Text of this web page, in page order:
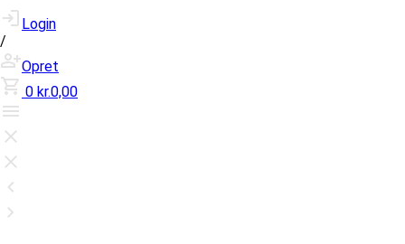
Login
/
Opret
0 kr.0,00